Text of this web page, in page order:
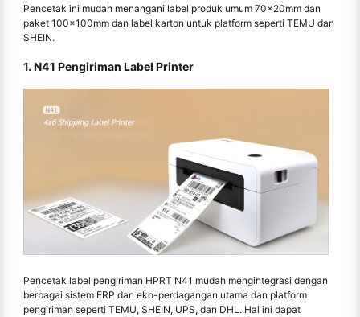
Pencetak ini mudah menangani label produk umum 70x20mm dan
paket 100x100mm dan label karton untuk platform seperti TEMU dan
SHEIN.
1. N41 Pengiriman Label Printer
Pencetak label pengiriman HPRT N41 mudah mengintegrasi dengan
berbagai sistem ERP dan eko-perdagangan utama dan platform
pengiriman seperti TEMU, SHEIN, UPS, dan DHL. Hal ini dapat